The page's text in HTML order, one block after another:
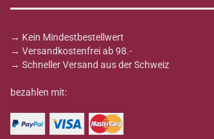
→ Kein Mindestbestellwert
→ Versandkostenfrei ab 98.-
→ Schneller Versand aus der Schweiz
bezahlen mit: